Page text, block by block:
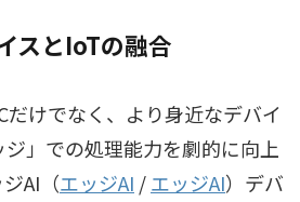
スとIoTの融合
だけでなく、より身近なデバイ
」での処理能力を劇的に向上
AI（エッジAI /エッジAI） デバ